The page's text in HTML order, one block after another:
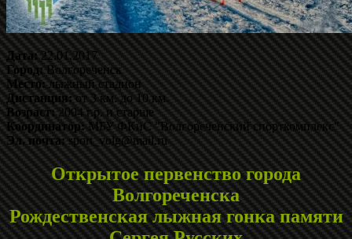
Дата:22.01.2017
Город:Волгореченск
Место:лыжный стадион
Дистанция:от 3 км. до 10 км.
Возраст:2004 г.р. и старше
Координатор:МБУ ФКиС "Волгореченский спорткомплекс"
Эл. почта:sport_volg@mail.ru
Открытое первенство города
Волгореченска
Рождественская лыжная гонка памяти